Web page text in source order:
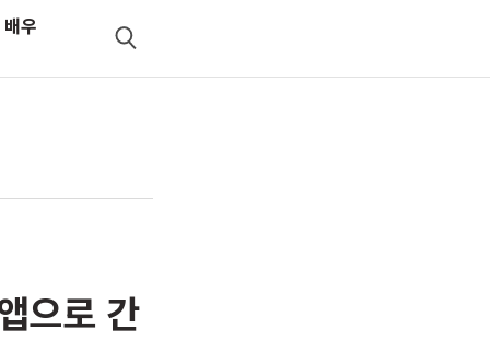
우
검
으로 간